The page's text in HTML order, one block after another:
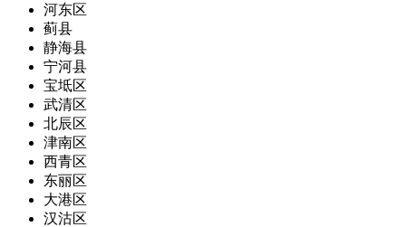
河东区
蓟县
静海县
宁河县
宝坻区
武清区
北辰区
津南区
西青区
东丽区
大港区
汉沽区